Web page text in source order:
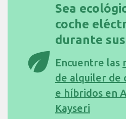
eco
Sea
coche
durante
Encuentre las
de alquiler de
e híbridos en
Kayseri